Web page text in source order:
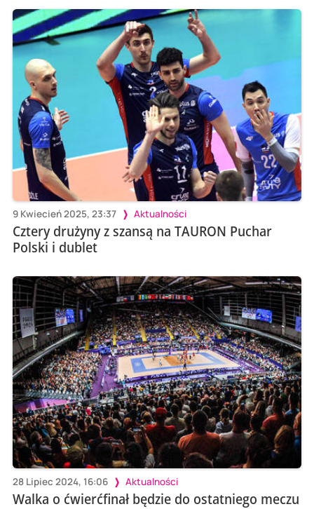
9 Kwiecień 2025, 23:37 Aktualności
Cztery drużyny z szansą na TAURON Puchar
Polski i dublet
28 Lipiec 2024, 16:06 Aktualności
Walka o ćwierćfinał będzie do ostatniego meczu